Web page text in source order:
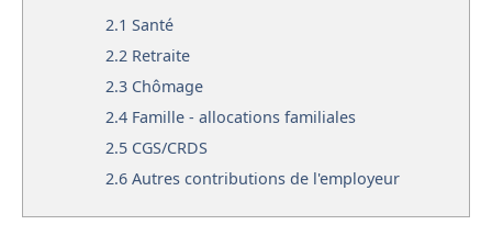
2.1 Santé
2.2 Retraite
2.3 Chômage
2.4 Famille - allocations familiales
2.5 CGS/CRDS
2.6 Autres contributions de l'employeur